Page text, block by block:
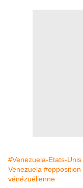
#Venezuela-Etats-Unis
Venezuela
vénézuélienne